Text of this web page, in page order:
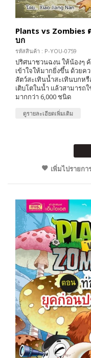
Plants vs Zombies
บก
รหัสสินค้า : P-YOU-0759
ปริศนาชวนฉงน ให้น้องๆ
เข้าใจให้มากยิ่งขึ้น ด้วยค
สัตว์สะเทินน้ำสะเทินบกห
เติบโตในน้ำ แล้วสามาร
มากกว่า 6,000 ชนิด
ดูรายละเอียดเพิ่มเติม
เพิ่มไปรายกา